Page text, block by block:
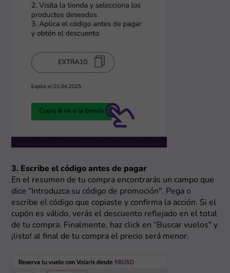
3. Escribe el código antes de pagar
En el resumen de tu compra encontrarás un campo que
dice “Introduzca su código de promoción". Pega o
escribe el código que copiaste y confirma la acción. Si el
cupón es válido, verás el descuento reflejado en el total
de tu compra. Finalmente, haz click en “Buscar vuelos" y
¡listo! al final de tu compra el precio será menor.